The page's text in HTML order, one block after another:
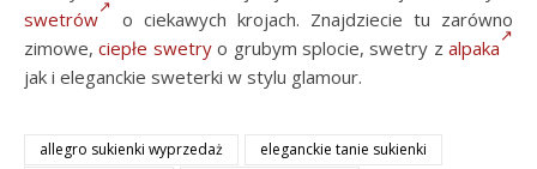
swetrów
o ciekawych krojach. Znajdziecie tu zarówno
zimowe,ciepłe swetryo grubym splocie, swetry z alpaka
jak i eleganckie sweterki w stylu glamour.
allegro sukienki wyprzedaż
eleganckie tanie sukienki